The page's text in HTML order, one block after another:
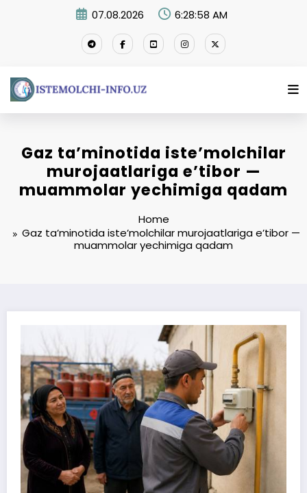
07.08.2026 6:28:59 AM
Gaz ta’minotida iste’molchilar
murojaatlariga e’tibor —
muammolar yechimiga qadam
Home
Gaz ta’minotida iste’molchilar murojaatlariga e’tibor —
muammolar yechimiga qadam